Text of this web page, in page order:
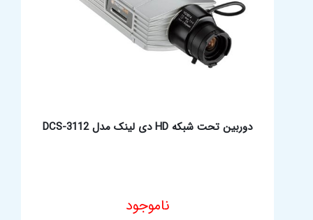
دوربین تحت شبکه HD دی لینک مدل DCS-3112
ناموجود